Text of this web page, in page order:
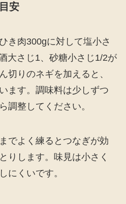
安
き肉300gに対して塩小さ
大さじ1、砂糖小さじ1/2が
切りのネギを加えると、
ます。調味料は少しずつ
調整してください。
でよく練るとつなぎが効
りします。味見は小さく
にくいです。